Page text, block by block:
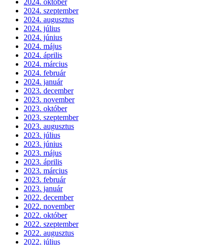
2024. szeptember
2024. augusztus
2024. július
2024. június
2024. május
2024. április
2024. március
2024. február
2024. január
2023. december
2023. november
2023. október
2023. szeptember
2023. augusztus
2023. július
2023. június
2023. május
2023. április
2023. március
2023. február
2023. január
2022. december
2022. november
2022. október
2022. szeptember
2022. augusztus
2022. július